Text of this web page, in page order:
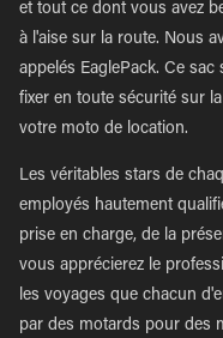
et tout ce dont vous avez
à l'aise sur la route. Nous
appelés EaglePack. Ce
fixer en toute sécurité sur
votre moto de location.
Les véritables stars de
employés hautement
prise en charge, de la
vous apprécierez le
les voyages que chacun
par des motards pour des